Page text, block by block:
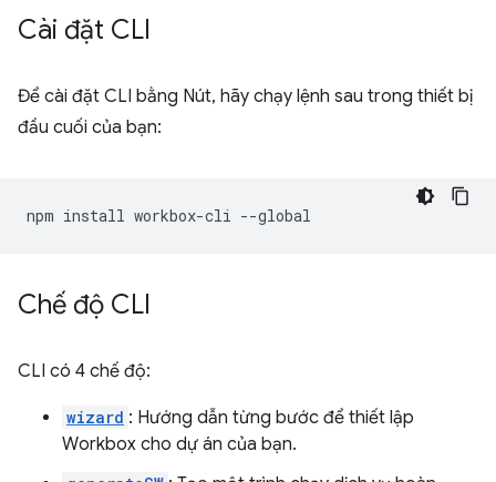
Cài đặt CLI
Để cài đặt CLI bằng Nút, hãy chạy lệnh sau trong thiết bị
đầu cuối của bạn:
npm install workbox-cli
Chế độ CLI
CLI có 4 chế độ:
wizard : Hướng dẫn từng bước để thiết lập
Workbox cho dự án của bạn.